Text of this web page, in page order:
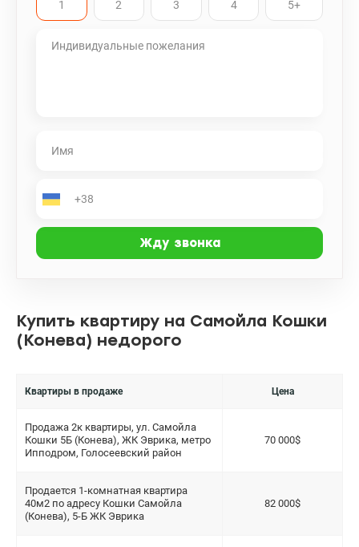
инфраструктура: магазины, кафе, Sport Life: -метро иподром 12
минут пешком Квартира достойна Вашего внимания, я уверен,
1 2 3 4 5+
Купить квартиру на Самойла Кошки
(Конева) недорого
Квартиры в продаже Цена
Продажа 2к квартиры, ул. Самойла
Кошки 5Б (Конева), ЖК Эврика, метро
Ипподром, Голосеевский район
70 000$
Продается 1-комнатная квартира
40м2 по адресу Кошки Самойла
(Конева), 5-Б ЖК Эврика
82 000$